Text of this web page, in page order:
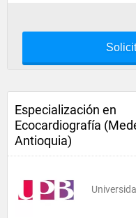
Especialización en
Ecocardiografía
Antioquia)